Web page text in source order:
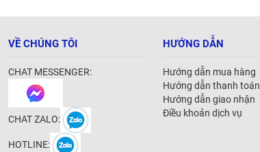
VỀ CHÚNG TÔI
CHAT MESSENGER:
CHAT ZALO:
HOTLINE:
HƯỚNG DẪN
Hướng dẫn mua hàng
Hướng dẫn thanh toán
Hướng dẫn giao nhận
Điều khoản dịch vụ